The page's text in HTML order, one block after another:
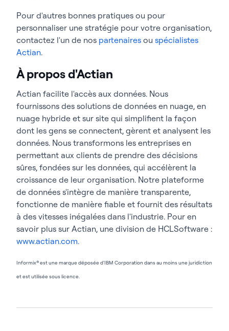
Pour d'autres bonnes pratiques ou pour
personnaliser une stratégie pour votre organisation,
contactez l'un de nos partenaires ou spécialistes
Actian.
À propos d'Actian
Actian facilite l'accès aux données. Nous
fournissons des solutions de données en nuage, en
nuage hybride et sur site qui simplifient la façon
dont les gens se connectent, gèrent et analysent les
données. Nous transformons les entreprises en
permettant aux clients de prendre des décisions
sûres, fondées sur les données, qui accélèrent la
croissance de leur organisation. Notre plateforme
de données s'intègre de manière transparente,
fonctionne de manière fiable et fournit des résultats
à des vitesses inégalées dans l'industrie. Pour en
savoir plus sur Actian, une division de HCLSoftware :
www.actian.com.
Informix® est une marque déposée d'IBM Corporation dans au moins une juridiction
et est utilisée sous licence.